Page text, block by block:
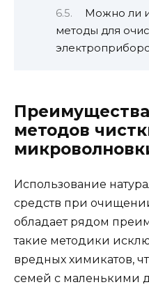
Можно ли
методы для
методов
Использование
средств при
обладает рядом
такие методики
вредных химикатов,
семей с маленькими